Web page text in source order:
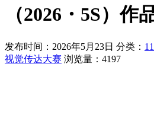
（2026・5S）作
发布时间：2026年5月23日 分类：
视觉传达大赛 浏览量：4197